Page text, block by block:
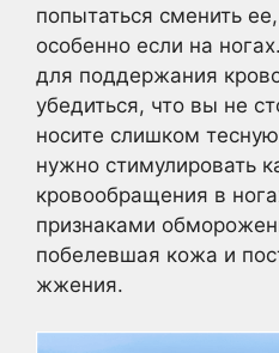
попытаться сменить
особенно если на
для поддержания
убедиться, что вы не
носите слишком
нужно стимулировать
кровообращения в
признаками
побелевшая кожа и
жжения.